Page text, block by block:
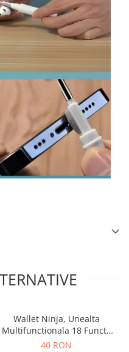
Wallet Ninja, Unealta
Multifunctionala 18 Functii
Care Incape in Orice
40 RON